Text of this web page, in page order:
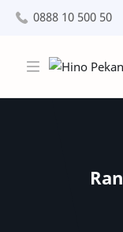
0888 10 500 50